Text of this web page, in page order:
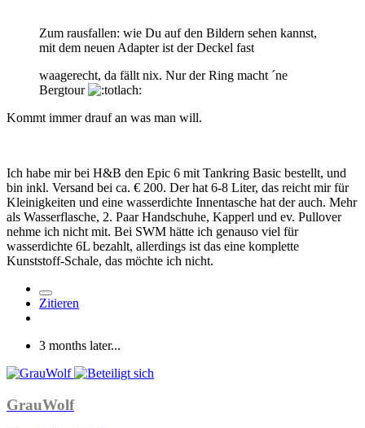
Zum rausfallen: wie Du auf den Bildern sehen kannst,
mit dem neuen Adapter ist der Deckel fast
waagerecht, da fällt nix. Nur der Ring macht ´ne
Bergtour
Kommt immer drauf an was man will.
Ich habe mir bei H&B den Epic 6 mit Tankring Basic bestellt, und
bin inkl. Versand bei ca. € 200. Der hat 6-8 Liter, das reicht mir für
Kleinigkeiten und eine wasserdichte Innentasche hat der auch. Mehr
als Wasserflasche, 2. Paar Handschuhe, Kapperl und ev. Pullover
nehme ich nicht mit. Bei SWM hätte ich genauso viel für
wasserdichte 6L bezahlt, allerdings ist das eine komplette
Kunststoff-Schale, das möchte ich nicht.
Zitieren
3 months later...
GrauWolf